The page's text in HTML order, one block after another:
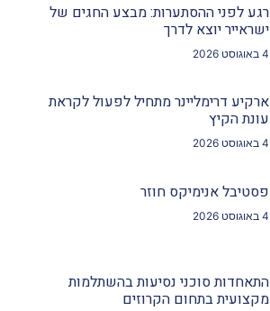
רגע לפני ההסתערות: מבצע החגים של
ישראייר יוצא לדרך
4 באוגוסט 2026
ארקיע דרימליינר מתחיל לפעול לקראת
עונת הקיץ
4 באוגוסט 2026
פסטיבל אנימיקס חוזר
4 באוגוסט 2026
התאחדות סוכני נסיעות בהשתלמות
מקצועית בתחום הקרוזים